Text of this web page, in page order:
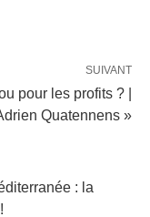
SUIVANT
pour les profits ? |
Quatennens »
: la